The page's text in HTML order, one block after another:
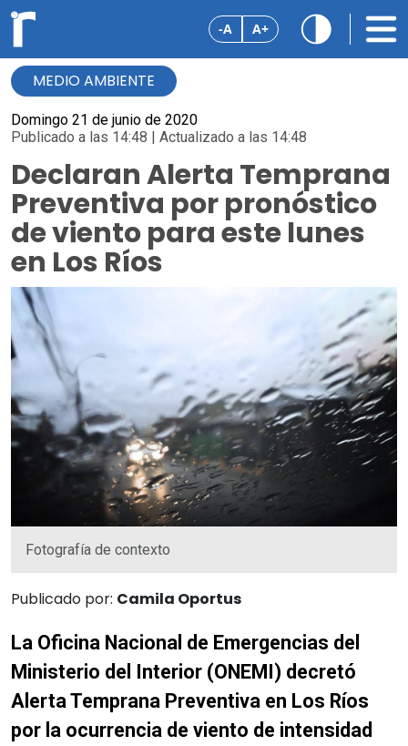
-A A+
MEDIO AMBIENTE
Domingo 21 de junio de 2020
Publicado a las 14:48 | Actualizado a las 14:48
Declaran Alerta Temprana
Preventiva por pronóstico
de viento para este lunes
en Los Ríos
Fotografía de contexto
Publicado por: Camila Oportus
La Oficina Nacional de Emergencias del
Ministerio del Interior (ONEMI) decretó
Alerta Temprana Preventiva en Los Ríos
por la ocurrencia de viento de intensidad